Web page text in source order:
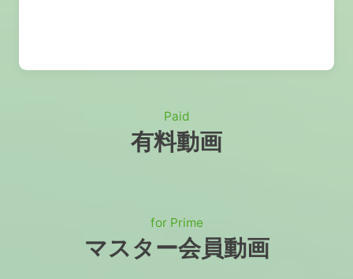
Paid
有料動画
for Prime
マスター会員動画